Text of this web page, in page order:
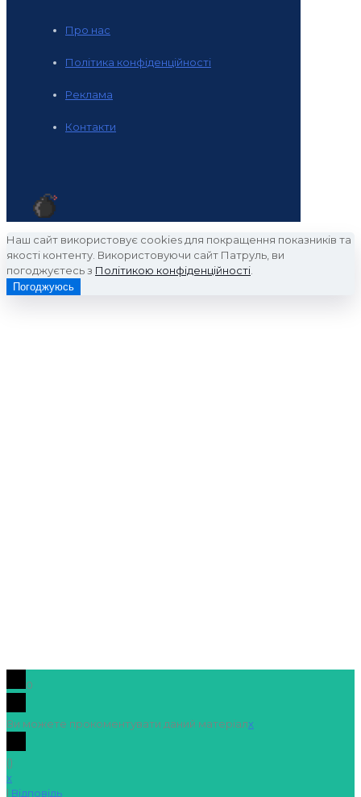
Про нас
Політика конфіденційності
Реклама
Контакти
Наш сайт використовує cookies для покращення показників та
якості контенту. Використовуючи сайт Патруль, ви
погоджуєтесь з Політикою конфіденційності
Погоджуюсь
0
Ви можете прокоментувати даний матеріалx
()
x
| Відповідь